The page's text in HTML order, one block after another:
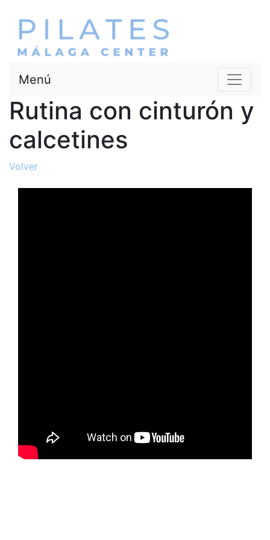
Menú
Rutina con cinturón y
calcetines
Volver